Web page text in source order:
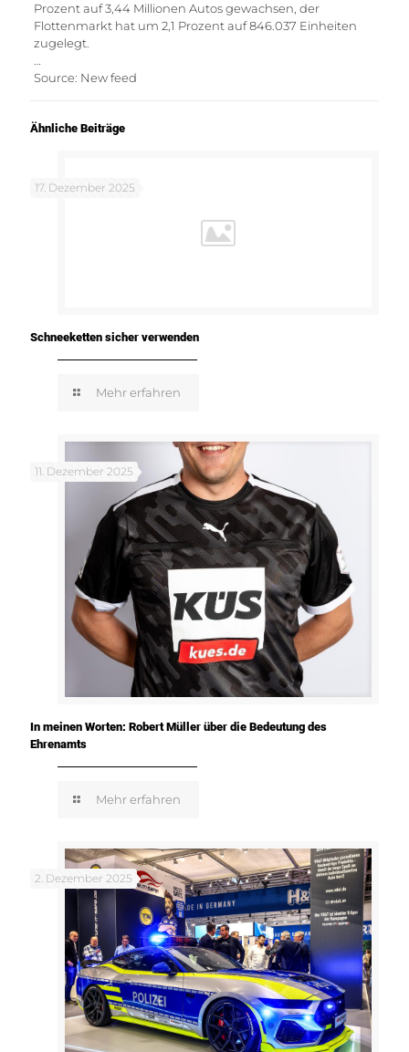
Prozent auf 3,44 Millionen Autos gewachsen, der
Flottenmarkt hat um 2,1 Prozent auf 846.037 Einheiten
zugelegt.
Source: New feed
Ähnliche Beiträge
17. Dezember 2025
Schneeketten sicher verwenden
Mehr erfahren
11. Dezember 2025
In meinen Worten: Robert Müller über die Bedeutung des
Ehrenamts
Mehr erfahren
2. Dezember 2025